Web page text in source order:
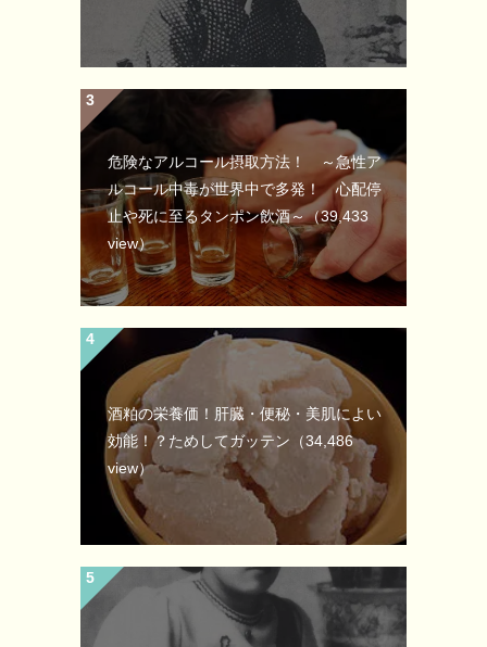
危険なアルコール摂取方法！ ～急性ア
ルコール中毒が世界中で多発！ 心配停
止や死に至るタンポン飲酒～（39,433
view）
酒粕の栄養価！肝臓・便秘・美肌によい
効能！？ためしてガッテン （34,486
view）